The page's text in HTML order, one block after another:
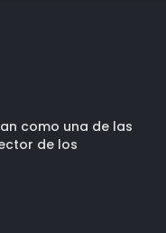
como una de las
de los